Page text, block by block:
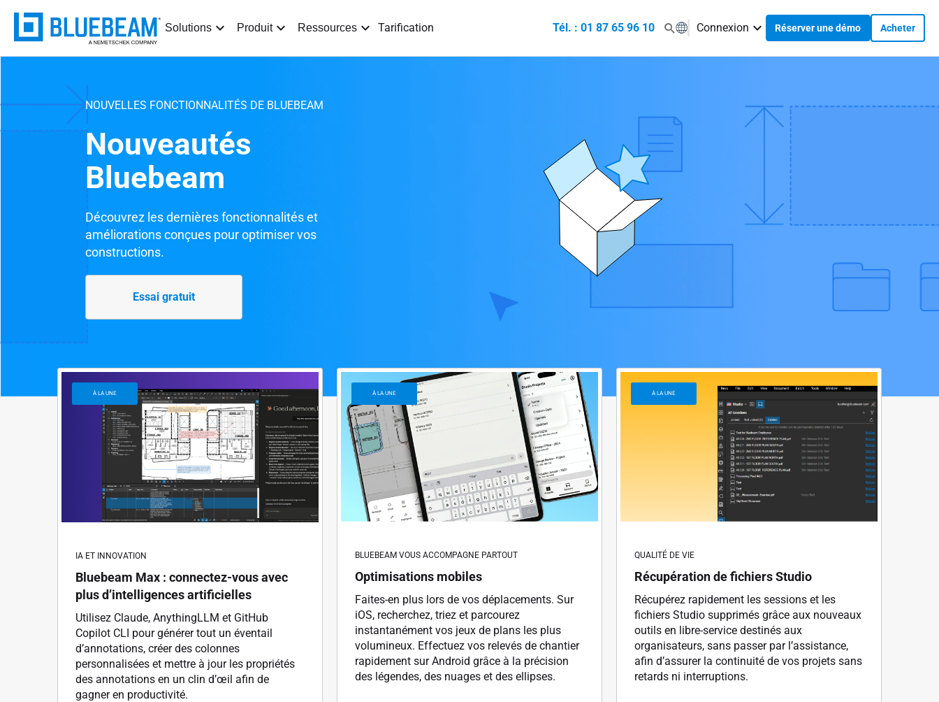
Solutions Produit Ressources Tarification Tél. : 01 87 65 96 10 Connexion Réserver une démo Acheter
NOUVELLES FONCTIONNALITÉS DE BLUEBEAM
Nouveautés
Bluebeam
Découvrez les dernières fonctionnalités et
améliorations conçues pour optimiser vos
constructions.
Essai gratuit
À LA UNE
IA ET INNOVATION
Bluebeam Max : connectez-vous avec
plus d’intelligences artificielles
Utilisez Claude, AnythingLLM et GitHub
Copilot CLI pour générer tout un éventail
d’annotations, créer des colonnes
personnalisées et mettre à jour les propriétés
des annotations en un clin d’œil afin de
gagner en productivité.
À LA UNE
BLUEBEAM VOUS ACCOMPAGNE PARTOUT
Optimisations mobiles
Faites-en plus lors de vos déplacements. Sur
iOS, recherchez, triez et parcourez
instantanément vos jeux de plans les plus
volumineux. Effectuez vos relevés de chantier
rapidement sur Android grâce à la précision
des légendes, des nuages et des ellipses.
À LA UNE
QUALITÉ DE VIE
Récupération de fichiers Studio
Récupérez rapidement les sessions et les
fichiers Studio supprimés grâce aux nouveaux
outils en libre-service destinés aux
organisateurs, sans passer par l’assistance,
afin d’assurer la continuité de vos projets sans
retards ni interruptions.